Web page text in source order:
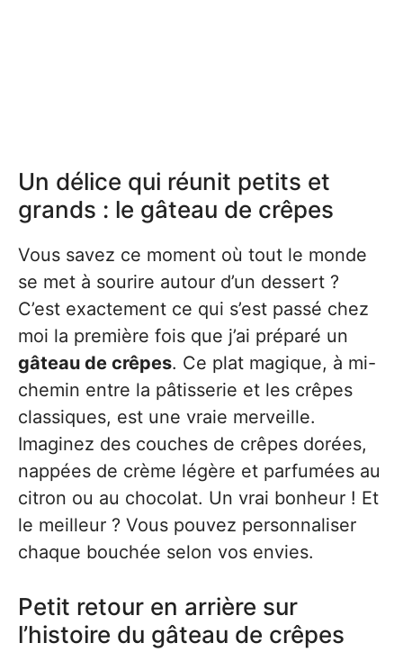
Un délice qui réunit petits et
grands : le gâteau de crêpes
Vous savez ce moment où tout le monde
se met à sourire autour d’un dessert ?
C’est exactement ce qui s’est passé chez
moi la première fois que j’ai préparé un
gâteau de crêpes. Ce plat magique, à mi-
chemin entre la pâtisserie et les crêpes
classiques, est une vraie merveille.
Imaginez des couches de crêpes dorées,
nappées de crème légère et parfumées au
citron ou au chocolat. Un vrai bonheur ! Et
le meilleur ? Vous pouvez personnaliser
chaque bouchée selon vos envies.
Petit retour en arrière sur
l’histoire du gâteau de crêpes